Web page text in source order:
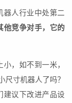
器人行业中处第二
他竞争对手，它的
，如不到一米，
尺寸机器人了吗？
建议下改进产品设